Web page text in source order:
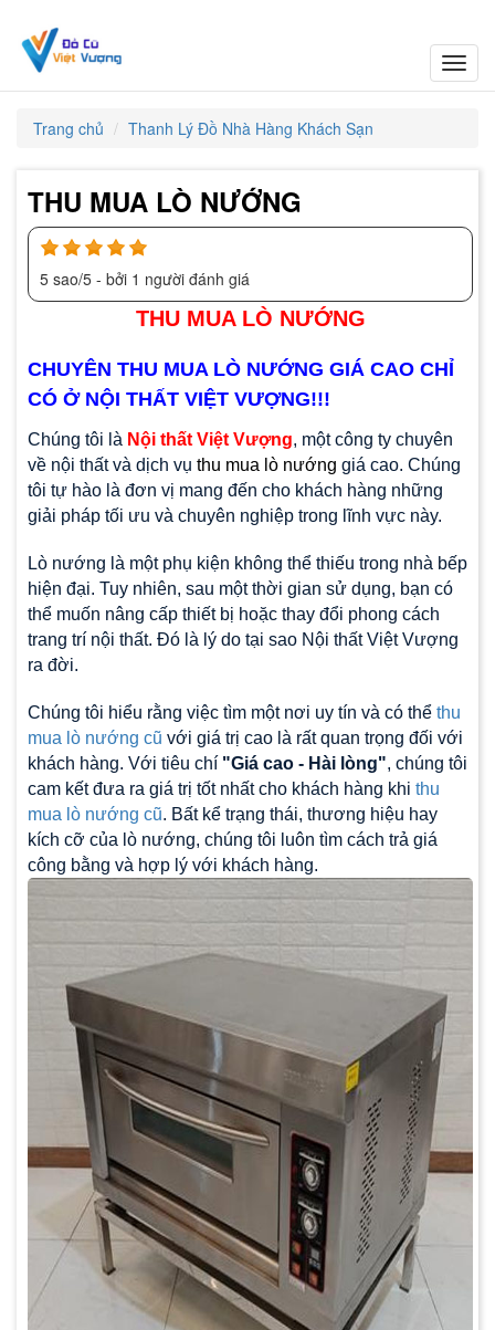
Trang chủ
Thanh Lý Đồ Nhà Hàng Khách Sạn
THU MUA LÒ NƯỚNG
5 sao/5 - bởi 1 người đánh giá
THU MUA LÒ NƯỚNG
CHUYÊN THU MUA LÒ NƯỚNG GIÁ CAO CHỈ
CÓ Ở NỘI THẤT VIỆT VƯỢNG!!!
Chúng tôi là Nội thất Việt Vượng, một công ty chuyên
về nội thất và dịch vụ thu mua lò nướng giá cao. Chúng
tôi tự hào là đơn vị mang đến cho khách hàng những
giải pháp tối ưu và chuyên nghiệp trong lĩnh vực này.
Lò nướng là một phụ kiện không thể thiếu trong nhà bếp
hiện đại. Tuy nhiên, sau một thời gian sử dụng, bạn có
thể muốn nâng cấp thiết bị hoặc thay đổi phong cách
trang trí nội thất. Đó là lý do tại sao Nội thất Việt Vượng
ra đời.
Chúng tôi hiểu rằng việc tìm một nơi uy tín và có thể thu
mua lò nướng cũ với giá trị cao là rất quan trọng đối với
khách hàng. Với tiêu chí "Giá cao - Hài lòng", chúng tôi
cam kết đưa ra giá trị tốt nhất cho khách hàng khi thu
mua lò nướng cũ. Bất kể trạng thái, thương hiệu hay
kích cỡ của lò nướng, chúng tôi luôn tìm cách trả giá
công bằng và hợp lý với khách hàng.